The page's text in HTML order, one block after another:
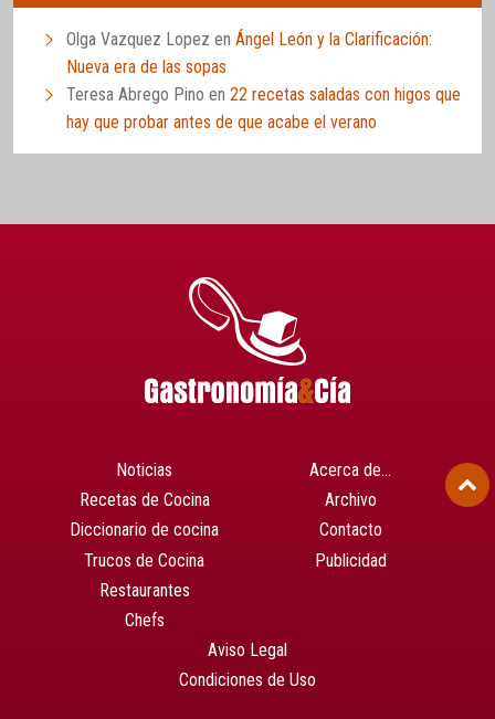
Olga Vazquez Lopez en Ángel León y la Clarificación:
Nueva era de las sopas
Teresa Abrego Pino en 22 recetas saladas con higos que
hay que probar antes de que acabe el verano
Noticias
Recetas de Cocina
Diccionario de cocina
Trucos de Cocina
Restaurantes
Chefs
Acerca de…
Archivo
Contacto
Publicidad
Aviso Legal
Condiciones de Uso